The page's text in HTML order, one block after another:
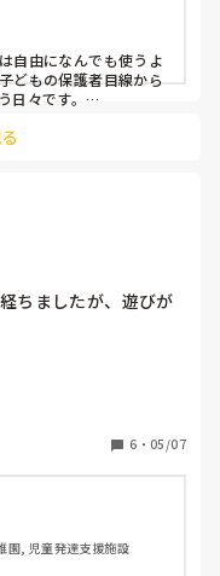
自由になんでも使うよ
どもの保護者目線から
日々です。
ちましたが、遊びが
をしていますが、ち
しているつもりです
りますか？
6 ・ 05/07
園, 児童発達支援施設